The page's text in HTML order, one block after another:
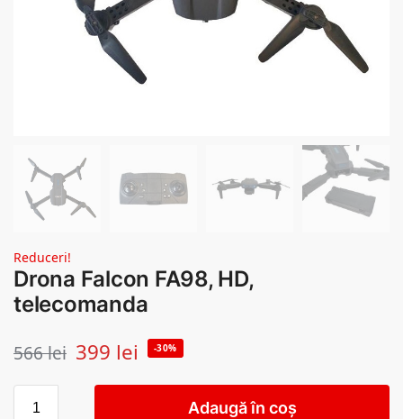
Reduceri!
Drona Falcon FA98, HD,
telecomanda
566lei 399 lei -30%
Adaugă în coș